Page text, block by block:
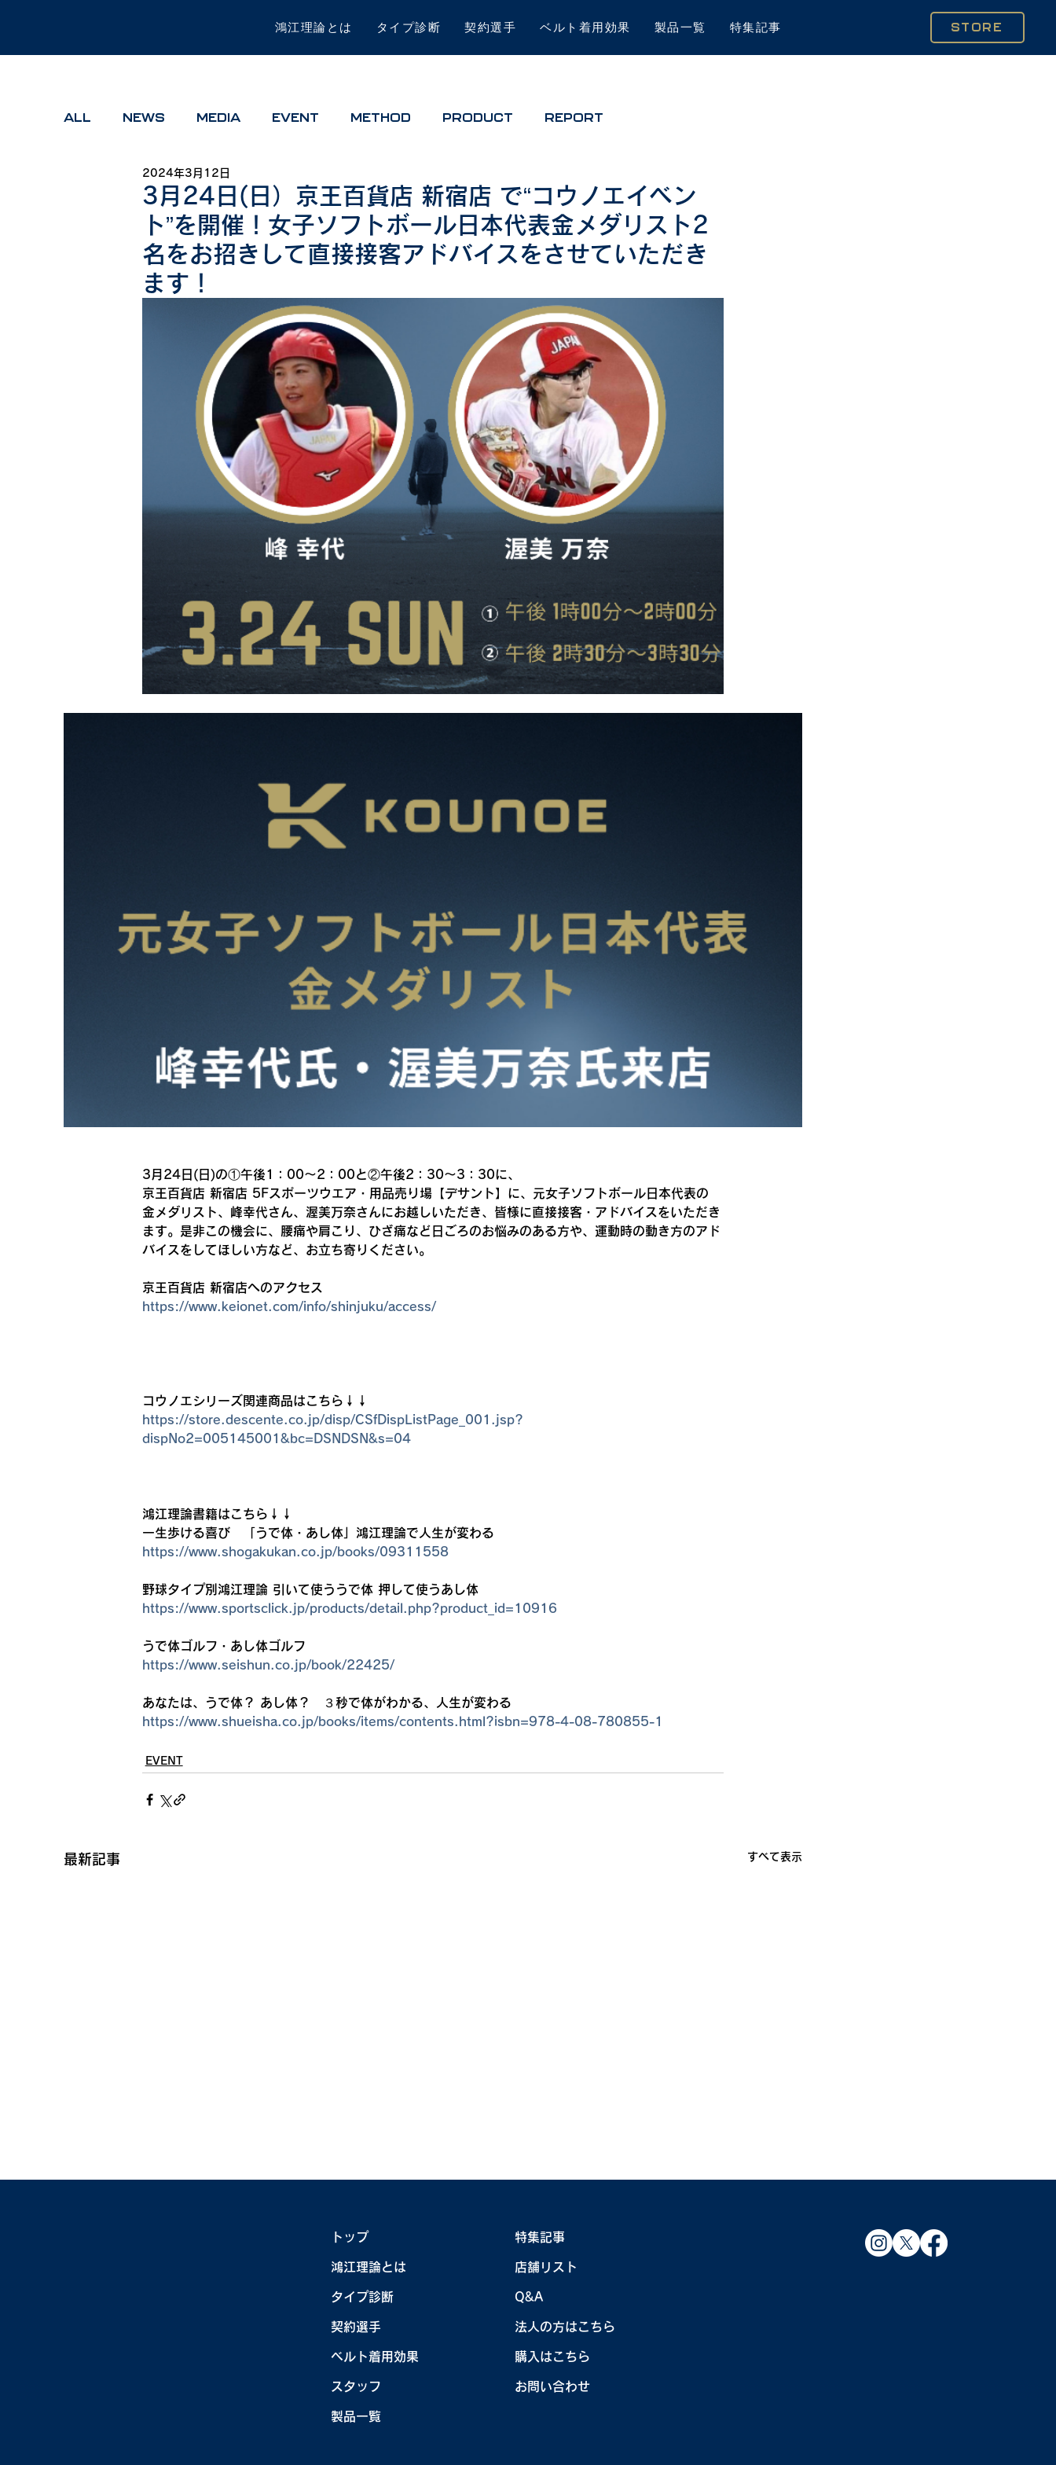
STORE
鴻江理論とは タイプ診断 契約選手 ベルト着用効果 製品一覧 特集記事
ALL NEWS MEDIA EVENT METHOD PRODUCT REPORT
3月24日(日）京王百貨店 新宿店 で“コウノエイベン
ト”を開催！女子ソフトボール日本代表金メダリスト2
名をお招きして直接接客アドバイスをさせていただき
ます！
2024年3月12日
3月24日(日)の①午後1：00～2：00と②午後2：30～3：30に、
京王百貨店 新宿店 5Fスポーツウエア・用品売り場【デサント】に、元女子ソフトボール日本代表の
金メダリスト、峰幸代さん、渥美万奈さんにお越しいただき、皆様に直接接客・アドバイスをいただき
ます。是非この機会に、腰痛や肩こり、ひざ痛など日ごろのお悩みのある方や、運動時の動き方のアド
バイスをしてほしい方など、お立ち寄りください。
京王百貨店 新宿店へのアクセス
https://www.keionet.com/info/shinjuku/access/
コウノエシリーズ関連商品はこちら↓↓
https://store.descente.co.jp/disp/CSfDispListPage_001.jsp?
dispNo2=005145001&bc=DSNDSN&s=04
鴻江理論書籍はこちら↓↓
一生歩ける喜び　「うで体・あし体」鴻江理論で人生が変わる
https://www.shogakukan.co.jp/books/09311558
野球タイプ別鴻江理論 引いて使ううで体 押して使うあし体
https://www.sportsclick.jp/products/detail.php?product_id=10916
うで体ゴルフ・あし体ゴルフ
https://www.seishun.co.jp/book/22425/
あなたは、うで体？ あし体？　３秒で体がわかる、人生が変わる
https://www.shueisha.co.jp/books/items/contents.html?isbn=978-4-08-780855-1
EVENT
最新記事 すべて表示
日本女子ソフトボールリー
グ 第1節石川大会
×KOUNOE コウノエ体験会
開催<4月19-20日>
開催！！〉
トップ
鴻江理論とは
タイプ診断
契約選手
ベルト着用効果
スタッフ
製品一覧
特集記事
店舗リスト
Q&A
法人の方はこちら
購入はこちら
お問い合わせ